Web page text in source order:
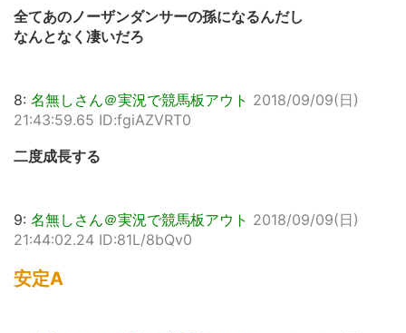
全てあのノーザンダンサーの孫になるんだし
なんとなく凄いだろ
8: 名無しさん＠実況で競馬板アウト 2018/09/09(日)
21:43:59.65 ID:fgiAZVRT0
二度成長する
9: 名無しさん＠実況で競馬板アウト 2018/09/09(日)
21:44:02.24 ID:81L/8bQv0
安定A